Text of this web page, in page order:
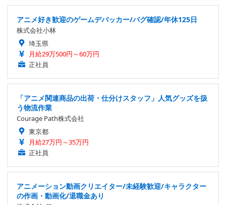
アニメ好き歓迎のゲームデバッカー/バグ確認/年休125日
株式会社小林
埼玉県
月給29万500円～60万円
正社員
「アニメ関連商品の出荷・仕分けスタッフ」人気グッズを扱
う物流作業
Courage Path株式会社
東京都
月給27万円～35万円
正社員
アニメーション動画クリエイター/未経験歓迎/キャラクター
の作画・動画化/退職金あり